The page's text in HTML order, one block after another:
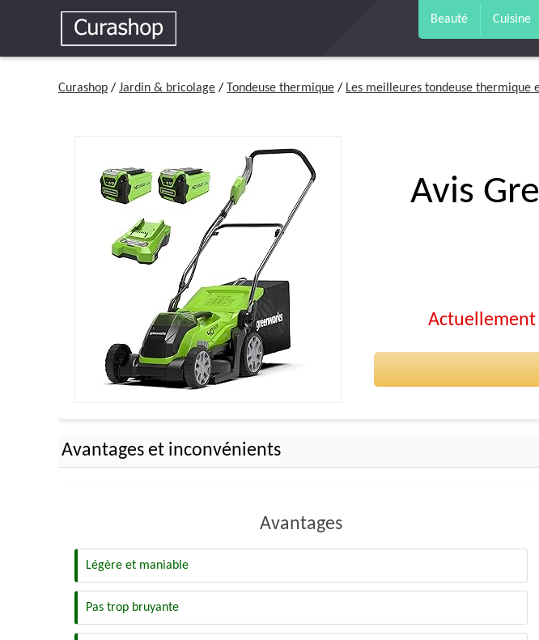
Beauté Cuisine
Curashop / Jardin & bricolage / Tondeuse thermique / Les meilleures tondeuse thermique
Avis
Avantages et inconvénients
Avantages
Légère et maniable
Pas trop bruyante